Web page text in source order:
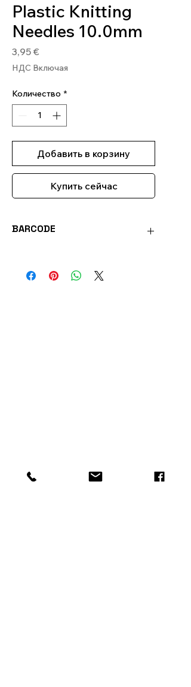
Plastic Knitting
Needles 10.0mm
3,95 €
НДС Включая
Количество *
Добавить в корзину
Купить сейчас
BARCODE